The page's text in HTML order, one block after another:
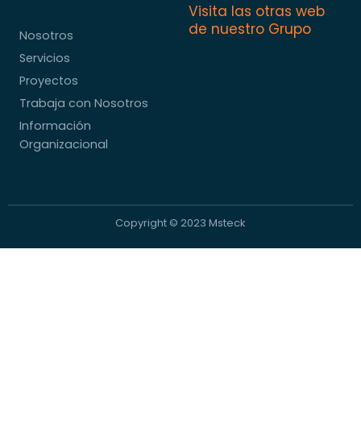
Nosotros
Servicios
Proyectos
Trabaja con Nosotros
Información
Organizacional
Visita las otras web
de nuestro Grupo
Copyright © 2023 Msteck